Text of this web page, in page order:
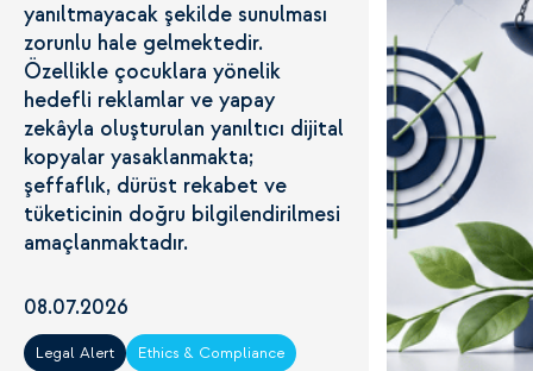
yanıltmayacak şekilde sunulması
zorunlu hale gelmektedir.
Özellikle çocuklara yönelik
hedefli reklamlar ve yapay
zekâyla oluşturulan yanıltıcı dijital
kopyalar yasaklanmakta;
şeffaflık, dürüst rekabet ve
tüketicinin doğru bilgilendirilmesi
amaçlanmaktadır.
08.07.2026
Legal Alert
Ethics & Compliance